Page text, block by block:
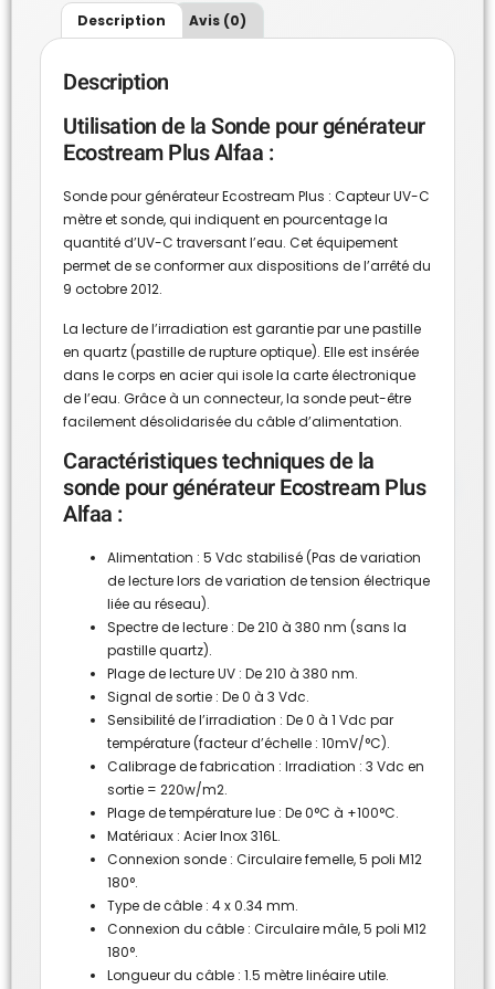
Description Avis (0)
Description
Utilisation de la Sonde pour générateur
Ecostream Plus Alfaa :
Sonde pour générateur Ecostream Plus : Capteur UV-C
mètre et sonde, qui indiquent en pourcentage la
quantité d’UV-C traversant l’eau. Cet équipement
permet de se conformer aux dispositions de l’arrêté du
9 octobre 2012.
La lecture de l’irradiation est garantie par une pastille
en quartz (pastille de rupture optique). Elle est insérée
dans le corps en acier qui isole la carte électronique
de l’eau. Grâce à un connecteur, la sonde peut-être
facilement désolidarisée du câble d’alimentation.
Caractéristiques techniques de la
sonde pour générateur Ecostream Plus
Alfaa :
Alimentation : 5 Vdc stabilisé (Pas de variation
de lecture lors de variation de tension électrique
liée au réseau).
Spectre de lecture : De 210 à 380 nm (sans la
pastille quartz).
Plage de lecture UV : De 210 à 380 nm.
Signal de sortie : De 0 à 3 Vdc.
Sensibilité de l’irradiation : De 0 à 1 Vdc par
température (facteur d’échelle : 10mV/°C).
Calibrage de fabrication : Irradiation : 3 Vdc en
sortie = 220w/m2.
Plage de température lue : De 0°C à +100°C.
Matériaux : Acier Inox 316L.
Connexion sonde : Circulaire femelle, 5 poli M12
180°.
Type de câble : 4 x 0.34 mm.
Connexion du câble : Circulaire mâle, 5 poli M12
180°.
Longueur du câble : 1.5 mètre linéaire utile.